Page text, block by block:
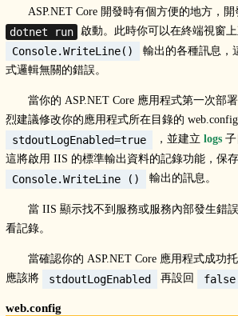
ASP.NET Core 開發時有個方便的地方，
dotnet run 啟動。此時你可以在終端視窗
Console.WriteLine()
輸出的各種訊息，
式邏輯無關的錯誤。
當你的 ASP.NET Core 應用程式第一次部
烈建議修改你的應用程式所在目錄的
stdoutLogEnabled=true ，並建立 logs 子
這將啟用 IIS 的標準輸出資料的記錄功能，保存
Console.WriteLine () 輸出的訊息。
當 IIS 顯示找不到服務或服務內部發生錯
看記錄。
當確認你的 ASP.NET Core 應用程式成功
應該將
stdoutLogEnabled 再設回 false
web.config